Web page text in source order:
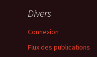
Divers
Connexion
Flux des publications